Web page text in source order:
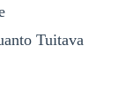
Tuitava